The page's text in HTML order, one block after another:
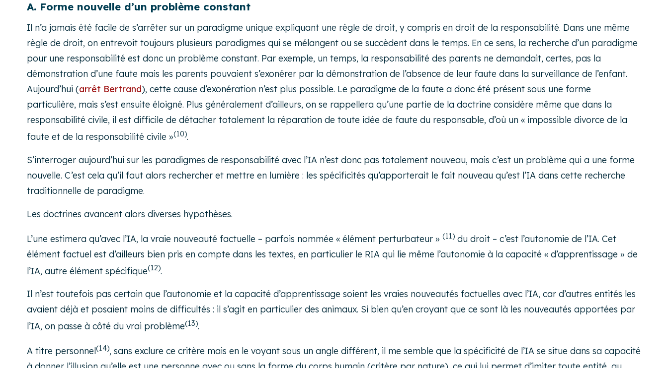
A. Forme nouvelle d’un problème constant
Il n’a jamais été facile de s’arrêter sur un paradigme unique expliquant une règle de droit, y compris en droit de la responsabilité. Dans une même
règle de droit, on entrevoit toujours plusieurs paradigmes qui se mélangent ou se succèdent dans le temps. En ce sens, la recherche d’un paradigme
pour une responsabilité est donc un problème constant. Par exemple, un temps, la responsabilité des parents ne demandait, certes, pas la
démonstration d’une faute mais les parents pouvaient s’exonérer par la démonstration de l’absence de leur faute dans la surveillance de l’enfant.
Aujourd’hui (arrêt Bertrand), cette cause d’exonération n’est plus possible. Le paradigme de la faute a donc été présent sous une forme
particulière, mais s’est ensuite éloigné. Plus généralement d’ailleurs, on se rappellera qu’une partie de la doctrine considère même que dans la
responsabilité civile, il est difficile de détacher totalement la réparation de toute idée de faute du responsable, d’où un « impossible divorce de la
faute et de la responsabilité civile »(10).
S’interroger aujourd’hui sur les paradigmes de responsabilité avec l’IA n’est donc pas totalement nouveau, mais c’est un problème qui a une forme
nouvelle. C’est cela qu’il faut alors rechercher et mettre en lumière : les spécificités qu’apporterait le fait nouveau qu’est l’IA dans cette recherche
traditionnelle de paradigme.
Les doctrines avancent alors diverses hypothèses.
L’une estimera qu’avec l’IA, la vraie nouveauté factuelle – parfois nommée « élément perturbateur » (11) du droit – c’est l’autonomie de l’IA. Cet
élément factuel est d’ailleurs bien pris en compte dans les textes, en particulier le RIA qui lie même l’autonomie à la capacité « d’apprentissage » de
l’IA, autre élément spécifique(12).
Il n’est toutefois pas certain que l’autonomie et la capacité d’apprentissage soient les vraies nouveautés factuelles avec l’IA, car d’autres entités les
avaient déjà et posaient moins de difficultés : il s’agit en particulier des animaux. Si bien qu’en croyant que ce sont là les nouveautés apportées par
l’IA, on passe à côté du vrai problème(13).
A titre personnel(14), sans exclure ce critère mais en le voyant sous un angle différent, il me semble que la spécificité de l’IA se situe dans sa capacité